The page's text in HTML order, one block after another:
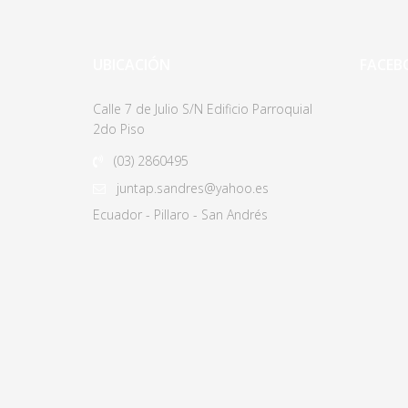
Calle 7 de Julio S/N Edificio Parroquial
2do Piso
(03) 2860495
juntap.sandres@yahoo.es
Ecuador - Pillaro - San Andrés